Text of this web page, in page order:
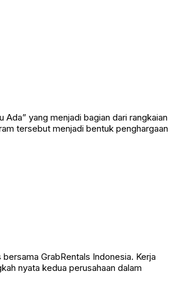
yang menjadi bagian dari rangkaian
tersebut menjadi bentuk penghargaan
GrabRentals Indonesia. Kerja
nyata kedua perusahaan dalam